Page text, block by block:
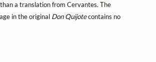
a translation from Cervantes. The
in the original Don Quijotecontains no